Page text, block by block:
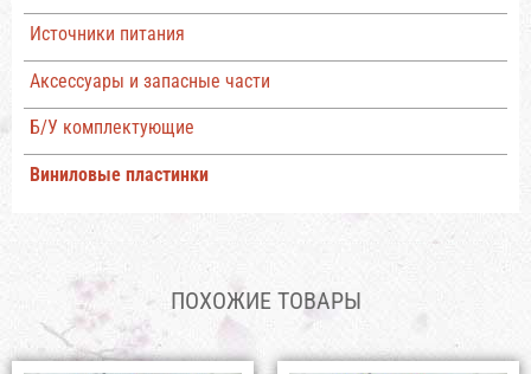
Источники питания
Аксессуары и запасные части
Б/У комплектующие
Виниловые пластинки
ПОХОЖИЕ ТОВАРЫ